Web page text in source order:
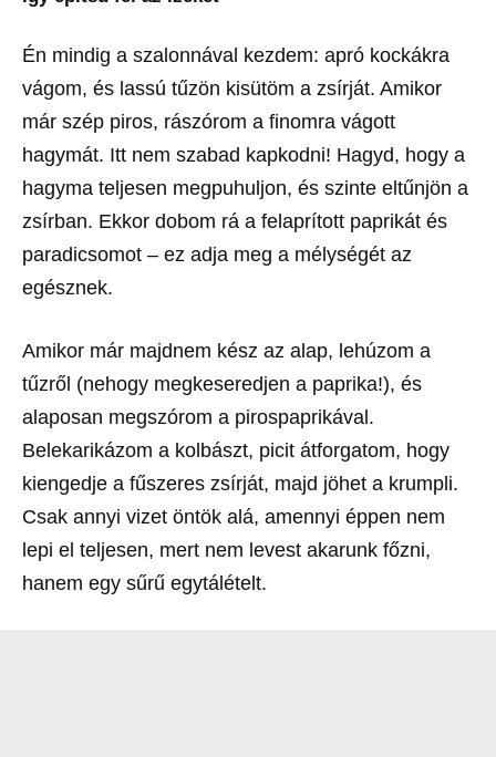
Én mindig a szalonnával kezdem: apró kockákra
vágom, és lassú tűzön kisütöm a zsírját. Amikor
már szép piros, rászórom a finomra vágott
hagymát. Itt nem szabad kapkodni! Hagyd, hogy a
hagyma teljesen megpuhuljon, és szinte eltűnjön a
zsírban. Ekkor dobom rá a felaprított paprikát és
paradicsomot – ez adja meg a mélységét az
egésznek.
Amikor már majdnem kész az alap, lehúzom a
tűzről (nehogy megkeseredjen a paprika!), és
alaposan megszórom a pirospaprikával.
Belekarikázom a kolbászt, picit átforgatom, hogy
kiengedje a fűszeres zsírját, majd jöhet a krumpli.
Csak annyi vizet öntök alá, amennyi éppen nem
lepi el teljesen, mert nem levest akarunk főzni,
hanem egy sűrű egytálételt.